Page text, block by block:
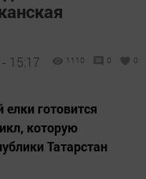
15:17 1110 0 0
готовится
которую
Татарстан